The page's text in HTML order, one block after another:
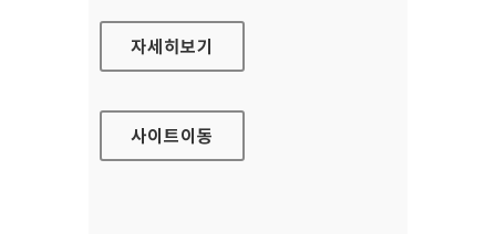
송파구 시설관리공단 홈페이지
자세히보기
사이트이동